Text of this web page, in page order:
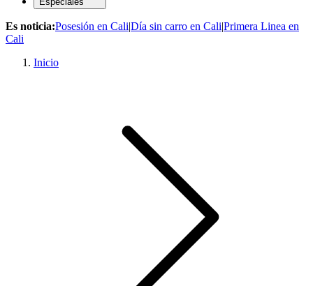
Es noticia:Posesión en Cali|Día sin carro en Cali|Primera Linea en
Cali
Inicio